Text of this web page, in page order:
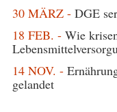
30 MÄRZ - DGE
18 FEB. - Wie
14 NOV. -
gelandet